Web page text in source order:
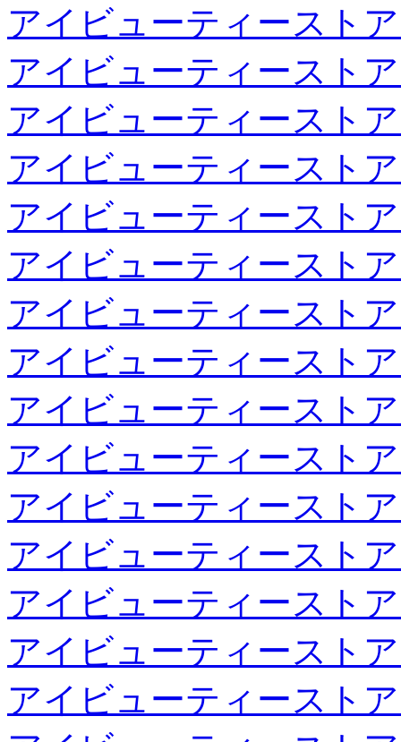
アイビューティースト
アイビューティースト
アイビューティースト
アイビューティースト
アイビューティースト
アイビューティースト
アイビューティースト
アイビューティースト
アイビューティースト
アイビューティースト
アイビューティースト
アイビューティースト
アイビューティースト
アイビューティースト
アイビューティースト